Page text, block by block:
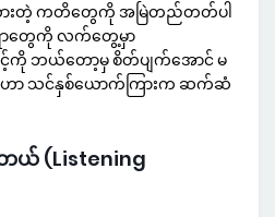
ားတဲ့ ကတိတွေကို အမြဲတည်တတ်ပါ
ာတွေကို လက်တွေ့မှာ
ကို ဘယ်တော့မှ စိတ်ပျက်အောင် မ
ာ သင်နှစ်ယောက်ကြားက ဆက်ဆံ
ယ် (Listening